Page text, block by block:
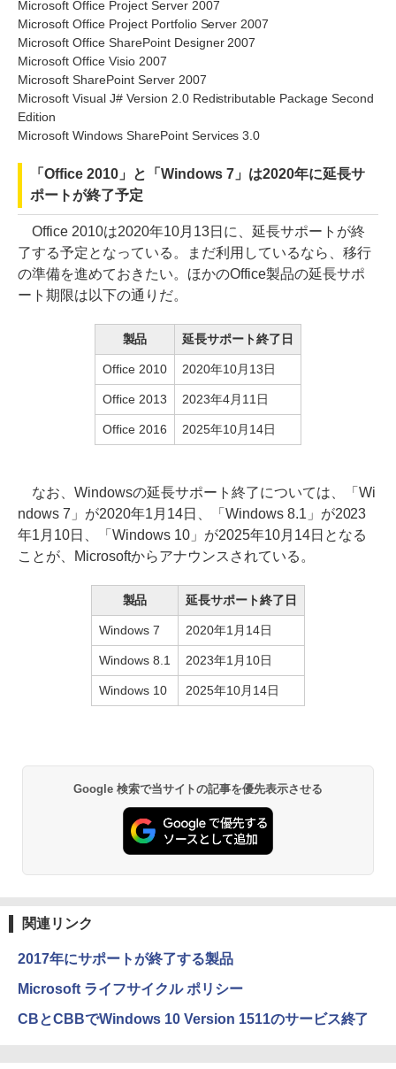
Microsoft Office Project Server 2007
Microsoft Office Project Portfolio Server 2007
Microsoft Office SharePoint Designer 2007
Microsoft Office Visio 2007
Microsoft SharePoint Server 2007
Microsoft Visual J# Version 2.0 Redistributable Package Second
Edition
Microsoft Windows SharePoint Services 3.0
「Office 2010」と「Windows 7」は2020年に延長サ
ポートが終了予定
Office 2010は2020年10月13日に、延長サポートが終
了する予定となっている。まだ利用しているなら、移行
の準備を進めておきたい。ほかのOffice製品の延長サポ
ート期限は以下の通りだ。
製品 延長サポート終了日
Office 2010 2020年10月13日
Office 2013 2023年4月11日
Office 2016 2025年10月14日
なお、Windowsの延長サポート終了については、「Wi
ndows 7」が2020年1月14日、「Windows 8.1」が2023
年1月10日、「Windows 10」が2025年10月14日となる
ことが、Microsoftからアナウンスされている。
製品 延長サポート終了日
Windows 7 2020年1月14日
Windows 8.1 2023年1月10日
Windows 10 2025年10月14日
Google 検索で当サイトの記事を優先表示させる
関連リンク
2017年にサポートが終了する製品
Microsoft ライフサイクル ポリシー
CBとCBBでWindows 10 Version 1511のサービス終了